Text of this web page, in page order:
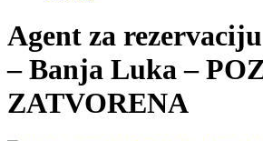
Agent za
– Banja Luka –
ZATVORENA